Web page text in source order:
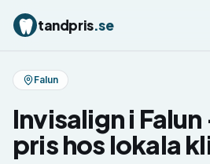
tandpris.se
Falun
Invisaligni Falun
pris hos lokala